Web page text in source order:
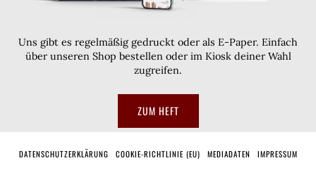
Uns gibt es regelmäßig gedruckt oder als E-Paper. Einfach
über unseren Shop bestellen oder im Kiosk deiner Wahl
zugreifen.
ZUM HEFT
DATENSCHUTZERKLÄRUNG COOKIE-RICHTLINIE (EU) MEDIADATEN IMPRESSUM